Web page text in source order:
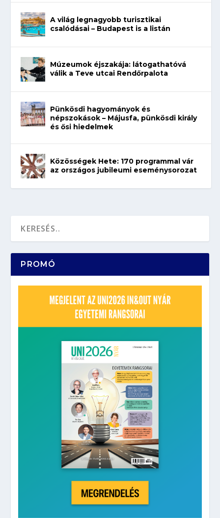
A világ legnagyobb turisztikai
csalódásai – Budapest is a listán
Múzeumok éjszakája: látogathatóvá
válik a Teve utcai Rendőrpalota
Pünkösdi hagyományok és
népszokások – Májusfa, pünkösdi király
és ősi hiedelmek
Közösségek Hete: 170 programmal vár
az országos jubileumi eseménysorozat
PROMÓ